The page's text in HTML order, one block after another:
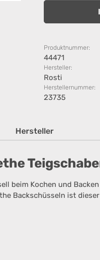
Produktnummer:
44471
Hersteller:
Rosti
Herstellernummer:
23735
Hersteller
beim Kochen und
Backschüsseln ist